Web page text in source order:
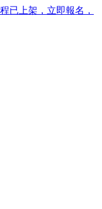
已上架，立即報名，